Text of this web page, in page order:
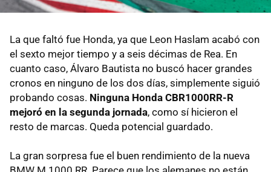
La que faltó fue Honda, ya que Leon Haslam acabó con
el sexto mejor tiempo y a seis décimas de Rea. En
cuanto caso, Álvaro Bautista no buscó hacer grandes
cronos en ninguno de los dos días, simplemente siguió
probando cosas. Ninguna Honda CBR1000RR-R
mejoró en la segunda jornada, como sí hicieron el
resto de marcas. Queda potencial guardado.
La gran sorpresa fue el buen rendimiento de la nueva